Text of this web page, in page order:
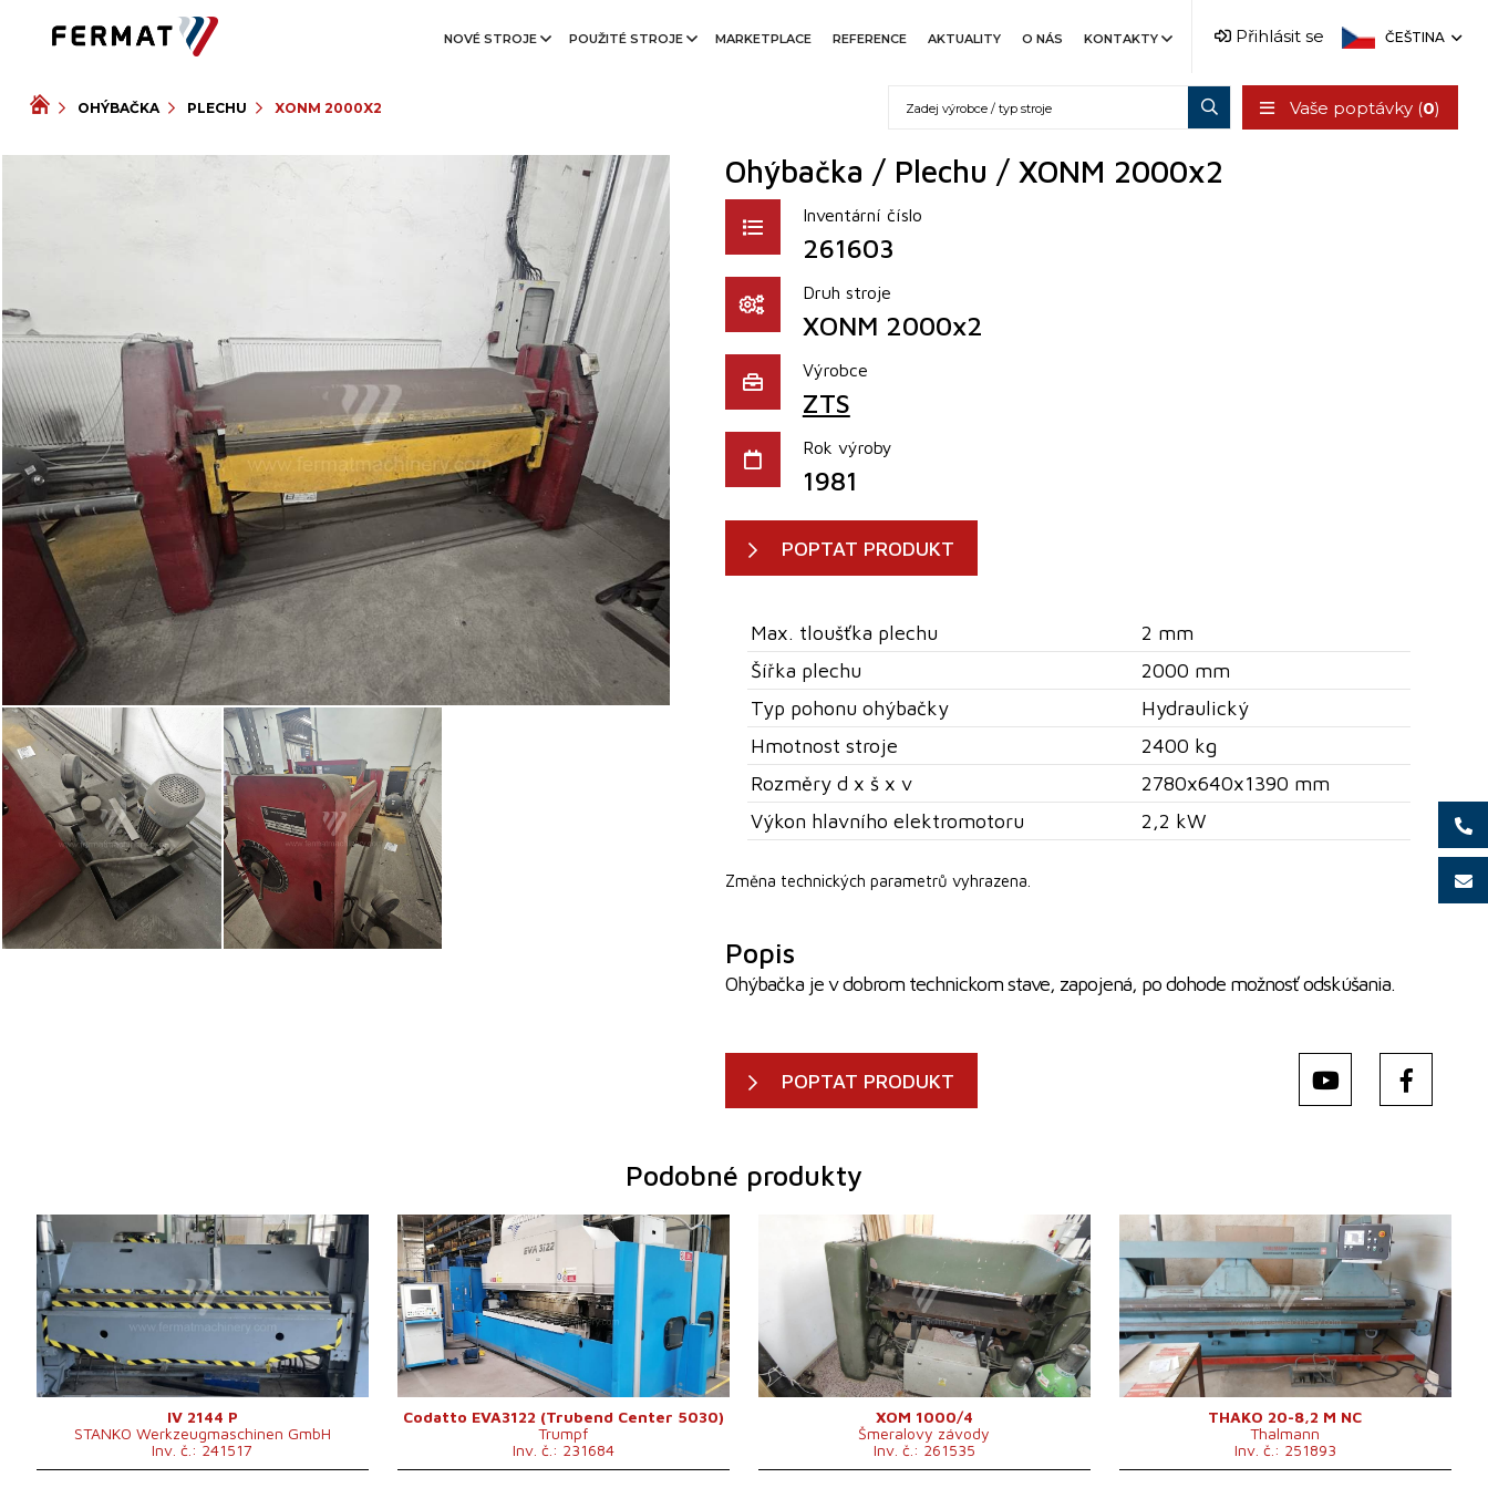
NOVÉ STROJE POUŽITÉ STROJE MARKETPLACE REFERENCE AKTUALITY O NÁS KONTAKTY Přihlásit se ČEŠTINA
OHÝBAČKA PLECHU XONM 2000X2 Vaše poptávky (0)
Ohýbačka / Plechu / XONM 2000x2
Inventární číslo
261603
Druh stroje
XONM 2000x2
Výrobce
ZTS
Rok výroby
1981
POPTAT PRODUKT
Max. tloušťka plechu
2 mm
Šířka plechu
2000 mm
Typ pohonu ohýbačky
Hydraulický
Hmotnost stroje
2400 kg
Rozměry d x š x v
2780x640x1390 mm
Výkon hlavního elektromotoru
2,2 kW
Změna technických parametrů vyhrazena.
Popis
Ohýbačka je v dobrom technickom stave, zapojená, po dohode možnosť odskúšania.
POPTAT PRODUKT
Podobné produkty
Rok výroby:
1989
Max. tloušťka plechu
4,5 mm
Šířka plechu
Typ pohonu ohýbačky
Hydraulický
Rozměry d x š x v
3890x2000x2400
Výkon hlavního
elektromotoru
10,07 kW
Hmotnost stroje
6300 kg
ne
IV 2144 P
STANKO Werkzeugmaschinen GmbH
Inv. č.: 241517
Rok výroby:
2014
Max. tloušťka plechu
3 mm
Šířka plechu
3640 mm
Typ pohonu ohýbačky
Hydraulický
Hmotnost stroje
26 500 kg
Výkon hlavního elektromotoru34 kW
Řídící systém
Codatto EVA3122 (Trubend Center 5030)
Trumpf
Inv. č.: 231684
2002
Max. tloušťka plechu
Šířka plechu
1050 mm
Typ pohonu ohýbačkyelectro-mechanical
Řídící systém
ne
XOM 1000/4
Šmeralovy závody
Inv. č.: 261535
Rok výroby:
1994
Max. tloušťka plechu 2 mm
Šířka plechu
8200 mm
Typ pohonu ohýbačkyHydraulický
Rozměry d x š x v
9400x2000x1600 mm
Hmotnost stroje
7100 kg
Řídící systém
ne
THAKO 20-8,2 M NC
Thalmann
Inv. č.: 251893